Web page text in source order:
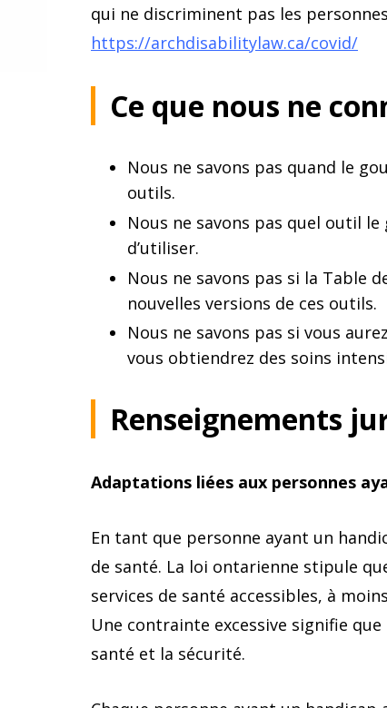
qui ne discriminent pas les
https://archdisabilitylaw.ca/covid/
Ce que nous ne
Nous ne savons pas quand le
outils.
Nous ne savons pas quel outil
d’utiliser.
Nous ne savons pas si la Table
nouvelles versions de ces outils.
Nous ne savons pas si vous
vous obtiendrez des soins
Renseignements
Adaptations liées aux personnes
En tant que personne ayant un
de santé. La loi ontarienne stipule
services de santé accessibles, à
Une contrainte excessive signifie
santé et la sécurité.